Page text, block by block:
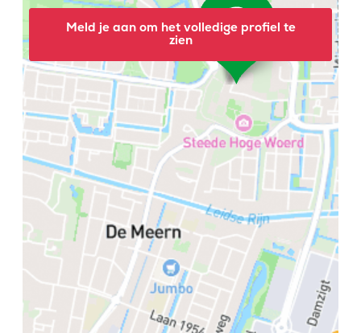
Meld je aan om het volledige profiel te
zien